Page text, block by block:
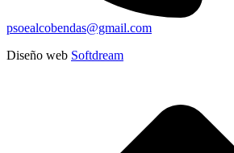
psoealcobendas@gmail.com
Diseño web Softdream